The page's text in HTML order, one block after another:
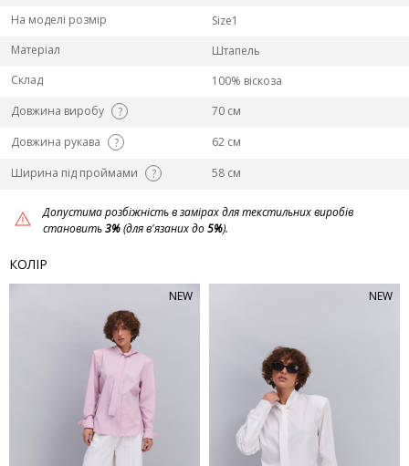
На моделі розмір
Size1
Матеріал
Штапель
Склад
100% віскоза
Довжина виробу
?
70 см
Довжина рукава
?
62 см
Ширина під проймами
? 58 см
Допустима розбіжність в замірах для текстильних виробів
становить3%(для в'язаних до5%).
КОЛІР
NEW NEW